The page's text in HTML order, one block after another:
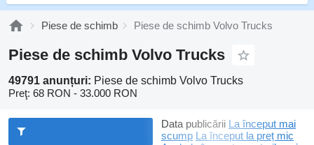
Piese de schimb Piese de schimb Volvo Trucks
Piese de schimb Volvo Trucks
49791 anunțuri: Piese de schimb Volvo Trucks
Preţ: 68 RON - 33.000 RON
Data publicării La început mai
scump La început la preț mic